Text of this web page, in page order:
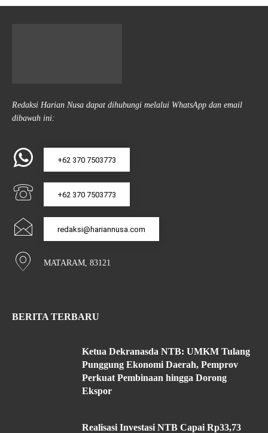
Redaksi Harian Nusa dapat dihubungi melalui WhatsApp dan email
dibawah ini:
+62 370 7503773
+62 370 7503773
redaksi@hariannusa.com
MATARAM, 83121
BERITA TERBARU
Ketua Dekranasda NTB: UMKM Tulang
Punggung Ekonomi Daerah, Pemprov
Perkuat Pembinaan hingga Dorong
Ekspor
Realisasi Investasi NTB Capai Rp33,73